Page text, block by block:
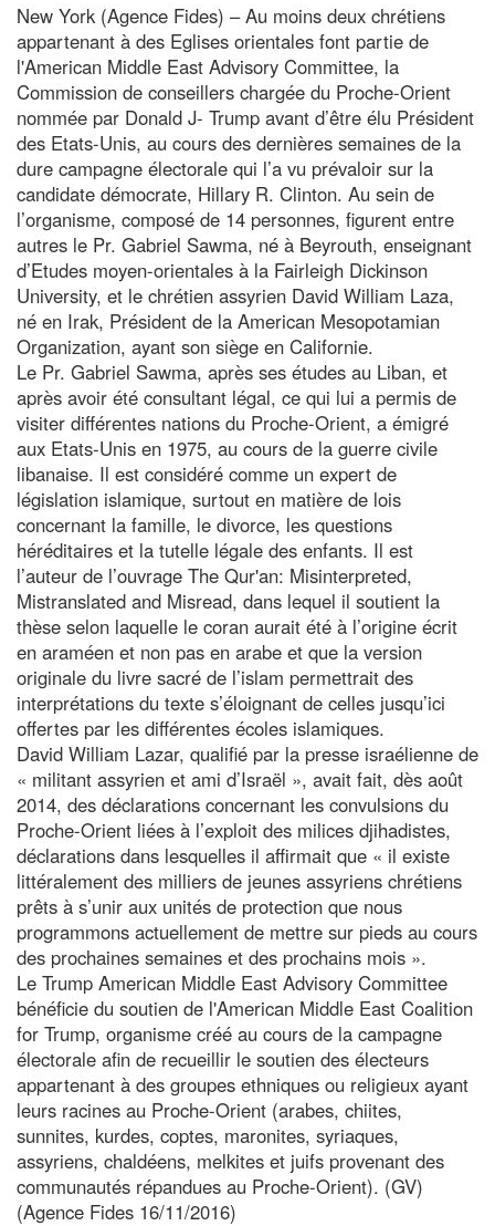
New York (Agence Fides) – Au moins deux chrétiens
appartenant à des Eglises orientales font partie de
l'American Middle East Advisory Committee, la
Commission de conseillers chargée du Proche-Orient
nommée par Donald J- Trump avant d’être élu Président
des Etats-Unis, au cours des dernières semaines de la
dure campagne électorale qui l’a vu prévaloir sur la
candidate démocrate, Hillary R. Clinton. Au sein de
l’organisme, composé de 14 personnes, figurent entre
autres le Pr. Gabriel Sawma, né à Beyrouth, enseignant
d’Etudes moyen-orientales à la Fairleigh Dickinson
University, et le chrétien assyrien David William Laza,
né en Irak, Président de la American Mesopotamian
Organization, ayant son siège en Californie.
Le Pr. Gabriel Sawma, après ses études au Liban, et
après avoir été consultant légal, ce qui lui a permis de
visiter différentes nations du Proche-Orient, a émigré
aux Etats-Unis en 1975, au cours de la guerre civile
libanaise. Il est considéré comme un expert de
législation islamique, surtout en matière de lois
concernant la famille, le divorce, les questions
héréditaires et la tutelle légale des enfants. Il est
l’auteur de l’ouvrage The Qur'an: Misinterpreted,
Mistranslated and Misread, dans lequel il soutient la
thèse selon laquelle le coran aurait été à l’origine écrit
en araméen et non pas en arabe et que la version
originale du livre sacré de l’islam permettrait des
interprétations du texte s’éloignant de celles jusqu’ici
offertes par les différentes écoles islamiques.
David William Lazar, qualifié par la presse israélienne de
« militant assyrien et ami d’Israël », avait fait, dès août
2014, des déclarations concernant les convulsions du
Proche-Orient liées à l’exploit des milices djihadistes,
déclarations dans lesquelles il affirmait que « il existe
littéralement des milliers de jeunes assyriens chrétiens
prêts à s’unir aux unités de protection que nous
programmons actuellement de mettre sur pieds au cours
des prochaines semaines et des prochains mois ».
Le Trump American Middle East Advisory Committee
bénéficie du soutien de l'American Middle East Coalition
for Trump, organisme créé au cours de la campagne
électorale afin de recueillir le soutien des électeurs
appartenant à des groupes ethniques ou religieux ayant
leurs racines au Proche-Orient (arabes, chiites,
sunnites, kurdes, coptes, maronites, syriaques,
assyriens, chaldéens, melkites et juifs provenant des
communautés répandues au Proche-Orient). (GV)
(Agence Fides 16/11/2016)